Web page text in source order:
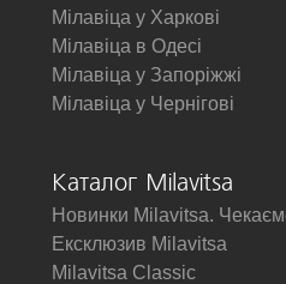
Мілавіца у Харкові
Мілавіца в Одесі
Мілавіца у Запоріжжі
Мілавіца у Чернігові
Каталог Milavitsa
Новинки Milavitsa.
Ексклюзив Milavitsa
Milavitsa Classic